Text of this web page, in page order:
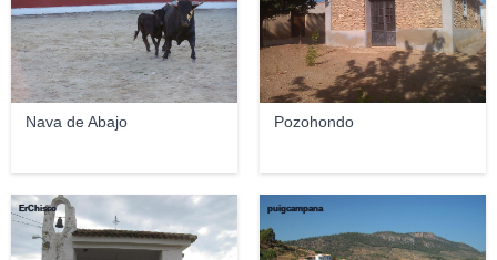
Nava de Abajo Pozohondo
ErChisco puigcampana